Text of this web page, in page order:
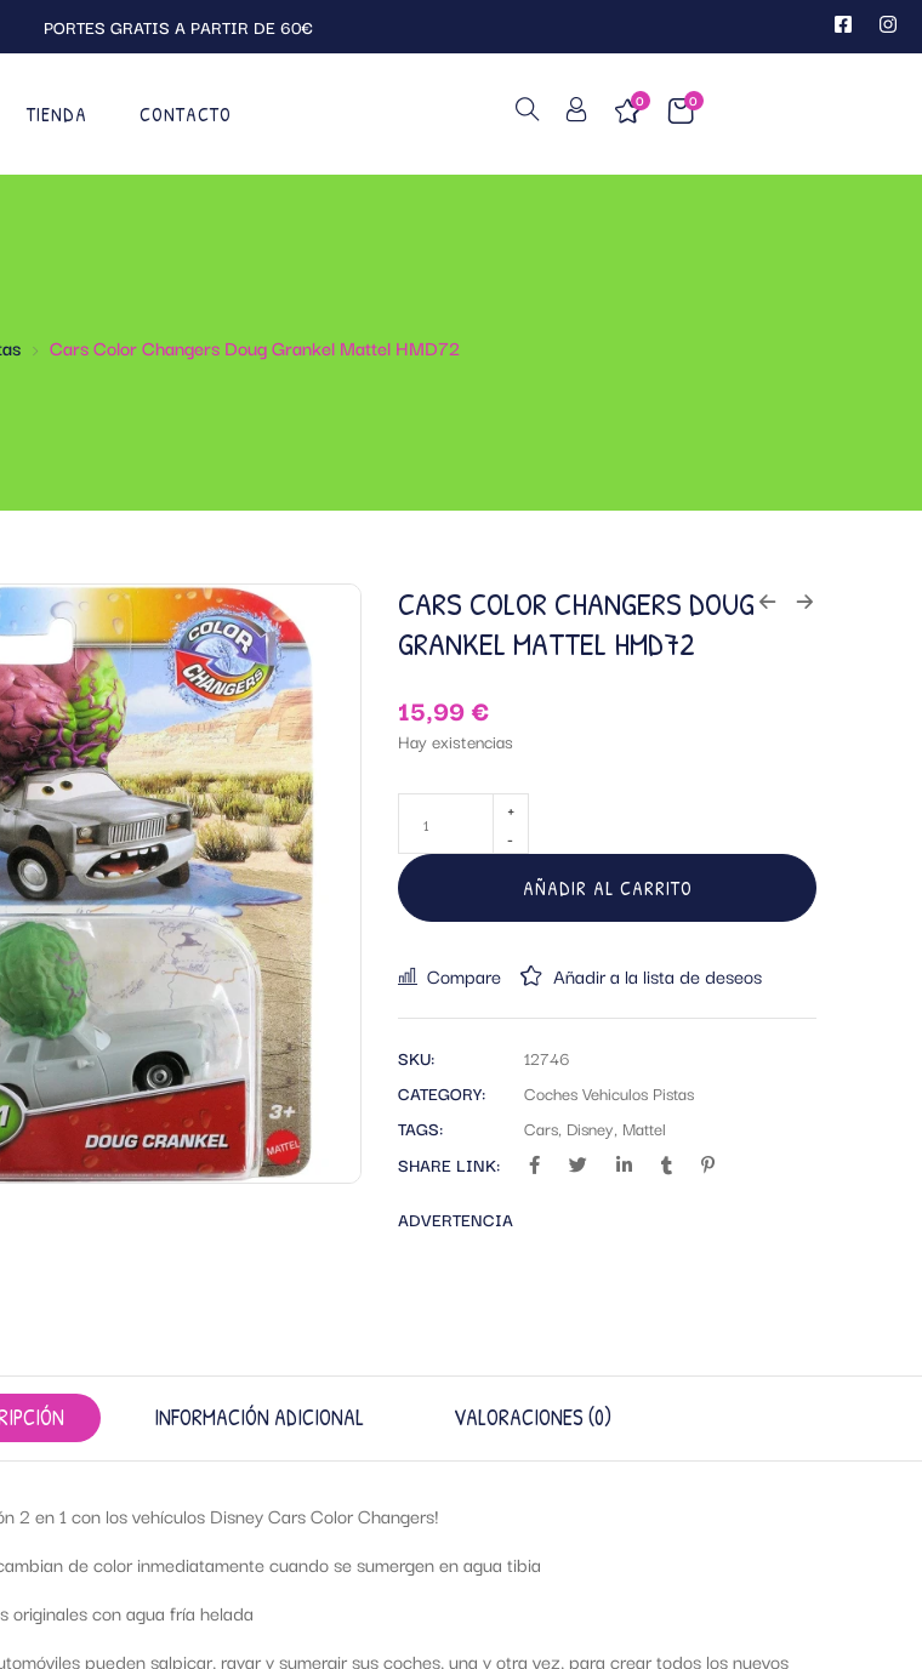
PORTES GRATIS A PARTIR DE 60€
TIENDA CONTACTO
0
0
Cars Color Changers Doug Grankel Mattel HMD72
CARS COLOR CHANGERS DOUG
GRANKEL MATTEL HMD72
15,99€
Hay existencias
AÑADIR AL CARRITO
Compare Añadir a la lista de deseos
SKU:
12746
CATEGORY:
Coches Vehiculos Pistas
TAGS:
Cars, Disney, Mattel
SHARE LINK:
ADVERTENCIA
INFORMACIÓN ADICIONAL VALORACIONES (0)
2 en 1 con los vehículos Disney Cars Color Changers!
de color inmediatamente cuando se sumergen en agua tibia
originales con agua fría helada
pueden salpicar, rayar y sumergir sus coches, una y otra vez, para crear todos los nuevos